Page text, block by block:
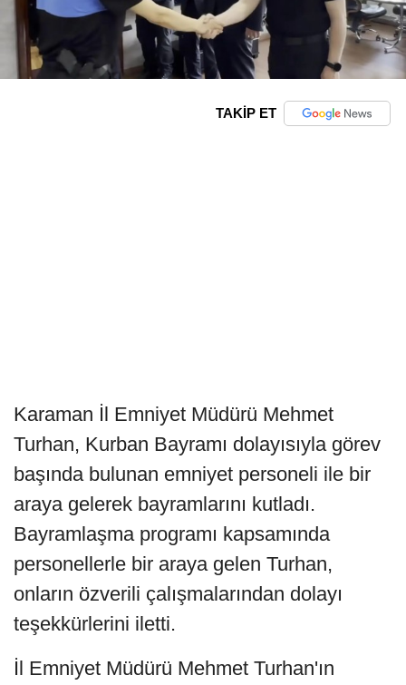
TAKİP ET
Karaman İl Emniyet Müdürü Mehmet
Turhan, Kurban Bayramı dolayısıyla görev
başında bulunan emniyet personeli ile bir
araya gelerek bayramlarını kutladı.
Bayramlaşma programı kapsamında
personellerle bir araya gelen Turhan,
onların özverili çalışmalarından dolayı
teşekkürlerini iletti.
İl Emniyet Müdürü Mehmet Turhan'ın